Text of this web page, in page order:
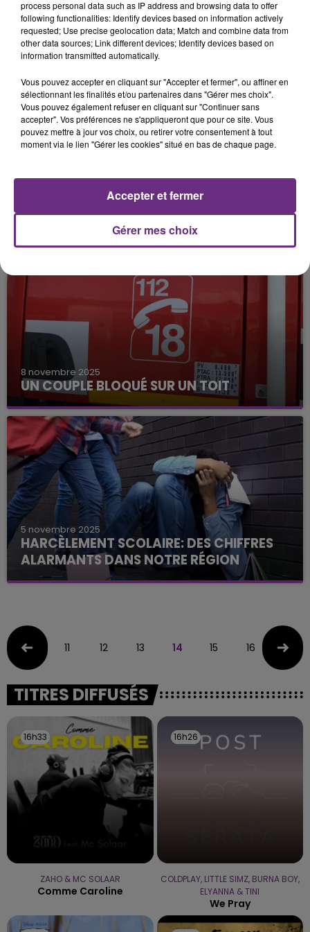
19 novembre 2025
20 TONNES DE BLÉ SE DÉVERSENT DANS
UN RUISSEAU.
13 novembre 2025
DES MASSAGES GRATUITS POUR LES
AIDANTS.
8 novembre 2025
UN COUPLE BLOQUÉ SUR UN TOIT
5 novembre 2025
HARCÈLEMENT SCOLAIRE: DES CHIFFRES
ALARMANTS DANS NOTRE RÉGION
11 12 13 14 15 16 17
TITRES DIFFUSÉS
16h33
16h33
ZAHO & MC SOLAAR
Comme Caroline
16h26
16h26
COLDPLAY, LITTLE SIMZ, BURNA BOY,
ELYANNA & TINI
We Pray
process personal data such as IP address and browsing data to offer
following functionalities: Identify devices based on information actively
requested; Use precise geolocation data; Match and combine data from
other data sources; Link different devices; Identify devices based on
information transmitted automatically.
Vous pouvez accepter en cliquant sur "Accepter et fermer", ou affiner en
sélectionnant les finalités et/ou partenaires dans "Gérer mes choix".
Vous pouvez également refuser en cliquant sur "Continuer sans
accepter". Vos préférences ne s'appliqueront que pour ce site. Vous
pouvez mettre à jour vos choix, ou retirer votre consentement à tout
moment via le lien "Gérer les cookies" situé en bas de chaque page.
Gérer mes choix
Accepter et fermer